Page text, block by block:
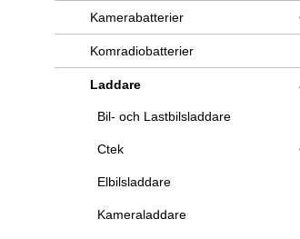
Kamerabatterier
Komradiobatterier
Laddare
Bil- och Lastbilsladdare
Ctek
Elbilsladdare
Kameraladdare